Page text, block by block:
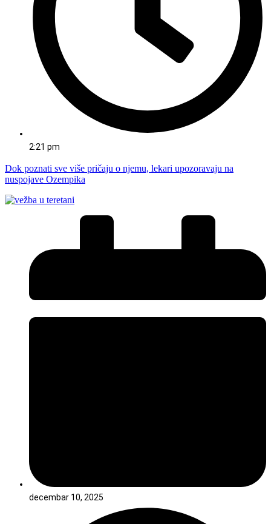
2:21 pm
Dok poznati sve više pričaju o njemu, lekari upozoravaju na
nuspojave Ozempika
decembar 10, 2025